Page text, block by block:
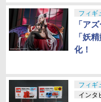
フィギ
「ア
「妖
化！
フィギ
インタ